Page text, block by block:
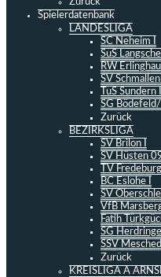
Spielerdatenbank
LANDESLIGA
SC Neheim I
SuS
RW
SV
TuS Sundern I
SG Bödefeld/
Zurück
BEZIRKSLIGA
SV Brilon I
SV Hüsten 09
TV Fredeburg
BC Eslohe I
SV
VfB Marsberg
Fatih
SG
SSV
Zurück
KREISLIGA A